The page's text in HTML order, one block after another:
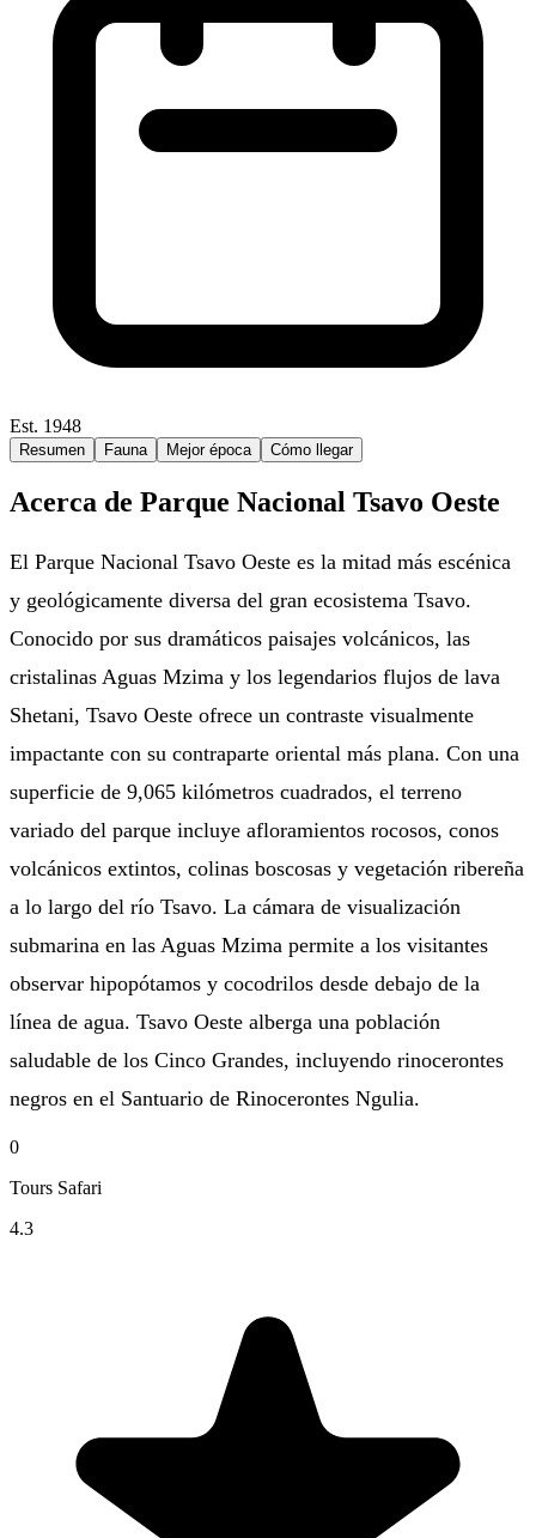
Est. 1948
Resumen Fauna Mejor época Cómo llegar
Acerca de Parque Nacional Tsavo Oeste
El Parque Nacional Tsavo Oeste es la mitad más escénica
y geológicamente diversa del gran ecosistema Tsavo.
Conocido por sus dramáticos paisajes volcánicos, las
cristalinas Aguas Mzima y los legendarios flujos de lava
Shetani, Tsavo Oeste ofrece un contraste visualmente
impactante con su contraparte oriental más plana. Con una
superficie de 9,065 kilómetros cuadrados, el terreno
variado del parque incluye afloramientos rocosos, conos
volcánicos extintos, colinas boscosas y vegetación ribereña
a lo largo del río Tsavo. La cámara de visualización
submarina en las Aguas Mzima permite a los visitantes
observar hipopótamos y cocodrilos desde debajo de la
línea de agua. Tsavo Oeste alberga una población
saludable de los Cinco Grandes, incluyendo rinocerontes
negros en el Santuario de Rinocerontes Ngulia.
0
Tours Safari
4.3